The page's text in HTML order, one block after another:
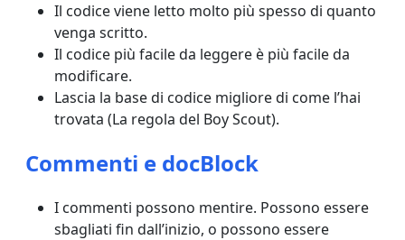
Il codice viene letto molto più spesso di quanto
venga scritto.
Il codice più facile da leggere è più facile da
modificare.
Lascia la base di codice migliore di come l’hai
trovata (La regola del Boy Scout).
Commenti e docBlock
I commenti possono mentire. Possono essere
sbagliati fin dall’inizio, o possono essere